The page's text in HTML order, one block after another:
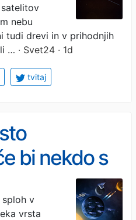
nebu
tudi drevi in v prihodnjih
… · Svet24 · 1d
tvitaj
bi nekdo s
sploh v
vrsta